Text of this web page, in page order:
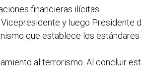
financieras ilícitas.
y luego Presidente
que establece los
al terrorismo. Al concluir